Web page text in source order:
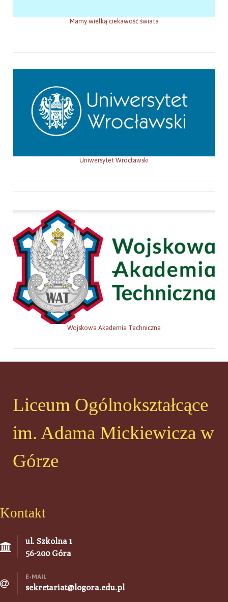
Mamy wielką ciekawość świata
Uniwersytet Wrocławski
Wojskowa Akademia Techniczna
Liceum Ogólnokształcące
im. Adama Mickiewicza w
Górze
Kontakt
ul. Szkolna 1
56-200 Góra
E-MAIL
sekretariat@logora.edu.pl